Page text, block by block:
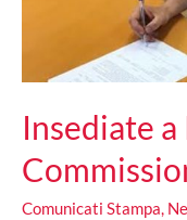
Insediate a
Comunicati Stampa,